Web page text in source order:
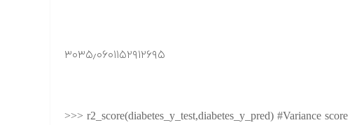
۳۰۳۵٫۰۶۰۱۱۵۲۹۱۲۶۹۵
>>> r2_score(diabetes_y_test,diabetes_y_pred) #Variance score